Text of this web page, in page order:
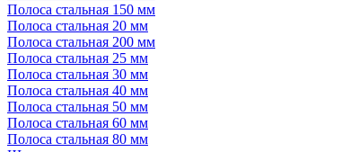
Полоса стальная 150 мм
Полоса стальная 20 мм
Полоса стальная 200 мм
Полоса стальная 25 мм
Полоса стальная 30 мм
Полоса стальная 40 мм
Полоса стальная 50 мм
Полоса стальная 60 мм
Полоса стальная 80 мм